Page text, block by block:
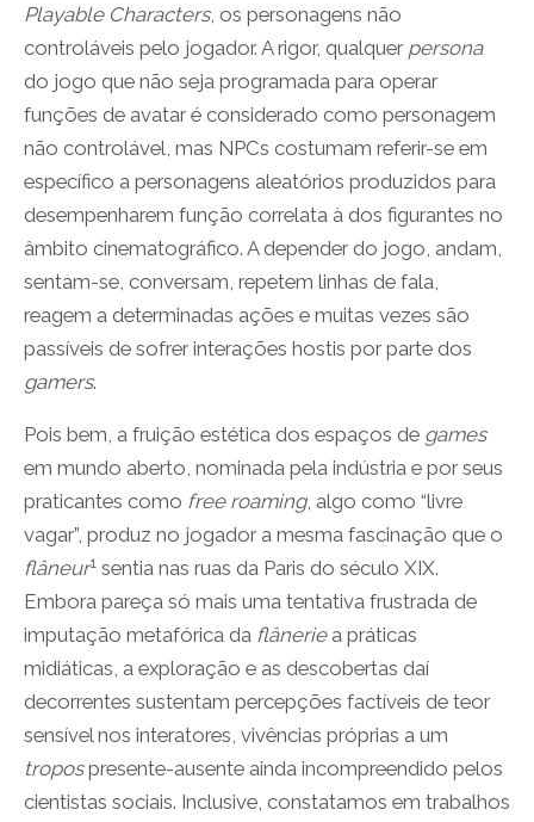
Playable Characters, os personagens não
controláveis pelo jogador. A rigor, qualquer persona
do jogo que não seja programada para operar
funções de avatar é considerado como personagem
não controlável, mas NPCs costumam referir-se em
específico a personagens aleatórios produzidos para
desempenharem função correlata à dos figurantes no
âmbito cinematográfico. A depender do jogo, andam,
sentam-se, conversam, repetem linhas de fala,
reagem a determinadas ações e muitas vezes são
passíveis de sofrer interações hostis por parte dos
gamers.
Pois bem, a fruição estética dos espaços de games
em mundo aberto, nominada pela indústria e por seus
praticantes como free roaming, algo como “livre
vagar”, produz no jogador a mesma fascinação que o
flâneur1 sentia nas ruas da Paris do século XIX.
Embora pareça só mais uma tentativa frustrada de
imputação metafórica da flâneriea práticas
midiáticas, a exploração e as descobertas daí
decorrentes sustentam percepções factíveis de teor
sensível nos interatores, vivências próprias a um
tropospresente-ausente ainda incompreendido pelos
cientistas sociais. Inclusive, constatamos em trabalhos